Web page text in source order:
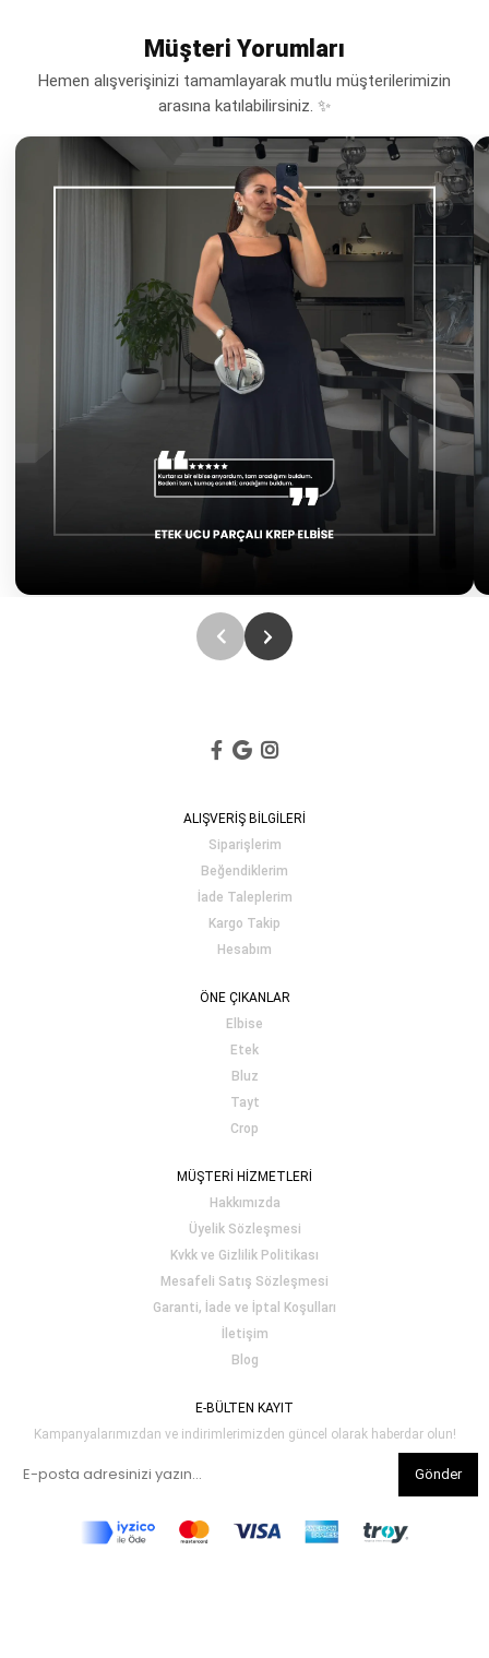
Müşteri Yorumları
Hemen alışverişinizi tamamlayarak mutlu müşterilerimizin
arasına katılabilirsiniz. ✨
ALIŞVERİŞ BİLGİLERİ
Siparişlerim
Beğendiklerim
İade Taleplerim
Kargo Takip
Hesabım
ÖNE ÇIKANLAR
Elbise
Etek
Bluz
Tayt
Crop
MÜŞTERİ HİZMETLERİ
Hakkımızda
Üyelik Sözleşmesi
Kvkk ve Gizlilik Politikası
Mesafeli Satış Sözleşmesi
Garanti, İade ve İptal Koşulları
İletişim
Blog
E-BÜLTEN KAYIT
Kampanyalarımızdan ve indirimlerimizden güncel olarak haberdar olun!
Gönder